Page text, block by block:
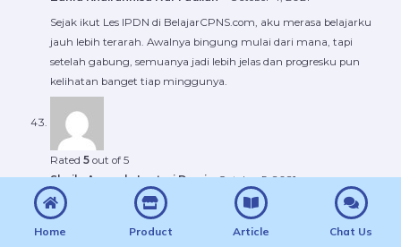
Sejak ikut Les IPDN di BelajarCPNS.com, aku merasa belajarku
jauh lebih terarah. Awalnya bingung mulai dari mana, tapi
setelah gabung, semuanya jadi lebih jelas dan progresku pun
kelihatan banget tiap minggunya.
Rated 5out of 5
Sheila Amanda Lestari Dewi– October 5, 2021
Aku ngerasa banget perubahan setelah gabung Les IPDN. Nilai
Home Product Article Chat Us